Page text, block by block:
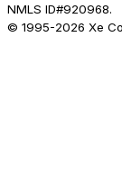
NMLS ID#920968.
© 1995-2026 Xe